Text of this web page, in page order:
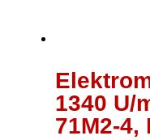
1340 U/
71M2-4,